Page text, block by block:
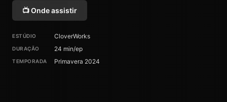
📺 Onde assistir
ESTÚDIO CloverWorks
DURAÇÃO 24 min/ep
TEMPORADA Primavera 2024